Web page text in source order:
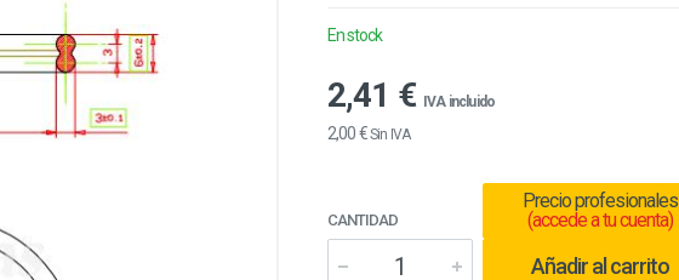
En stock
2,41 € IVA incluido
2,00 €Sin IVA
CANTIDAD
Precio profesionales
(accede a tu cuenta)
Añadir al carrito